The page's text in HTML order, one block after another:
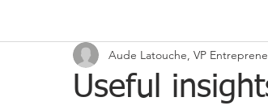
Acquisition d'entreprise Croissance
Useful
Aude Latouche, VP